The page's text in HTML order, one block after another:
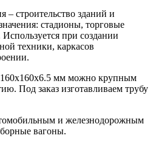
– строительство зданий и
стадионы, торговые
при создании
техники, каркасов
мм можно крупным
Под заказ изготавливаем трубу
и железнодорожным
вагоны.